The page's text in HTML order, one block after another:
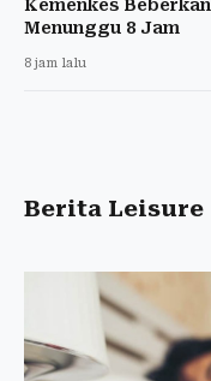
Kemenkes
Menunggu 8 Jam
8 jam lalu
Berita Leisure